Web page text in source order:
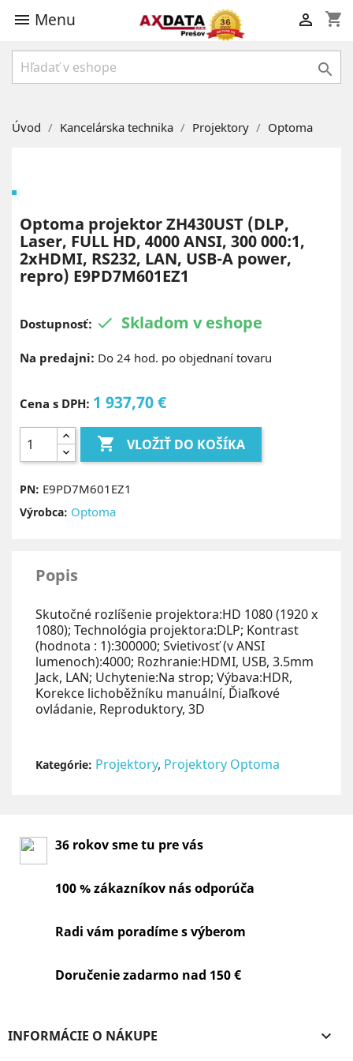
 Menu shopping_cart


Úvod Kancelárska technika Projektory Optoma
Optoma projektor ZH430UST (DLP,
Laser, FULL HD, 4000 ANSI, 300 000:1,
2xHDMI, RS232, LAN, USB-A power,
repro) E9PD7M601EZ1
Dostupnosť:  Skladom v eshope
Na predajni: Do 24 hod. po objednaní tovaru
Cena s DPH: 1 937,70 €
 VLOŽIŤ DO KOŠÍKA
PN: E9PD7M601EZ1
Výrobca: Optoma
Popis
Skutočné rozlíšenie projektora:HD 1080 (1920 x
1080); Technológia projektora:DLP; Kontrast
(hodnota : 1):300000; Svietivosť (v ANSI
lumenoch):4000; Rozhranie:HDMI, USB, 3.5mm
Jack, LAN; Uchytenie:Na strop; Výbava:HDR,
Korekce lichoběžníku manuální, Ďiaľkové
ovládanie, Reproduktory, 3D
Kategórie: Projektory, Projektory Optoma
36 rokov sme tu pre vás
100 % zákazníkov nás odporúča
Radi vám poradíme s výberom
Doručenie zadarmo nad 150 €
INFORMÁCIE O NÁKUPE 